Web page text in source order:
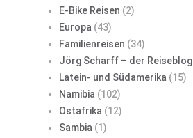
E-Bike Reisen (2)
Europa (43)
Familienreisen (34)
Jörg Scharff – der Reiseblog
Latein- und Südamerika (15)
Namibia (102)
Ostafrika (12)
Sambia (1)